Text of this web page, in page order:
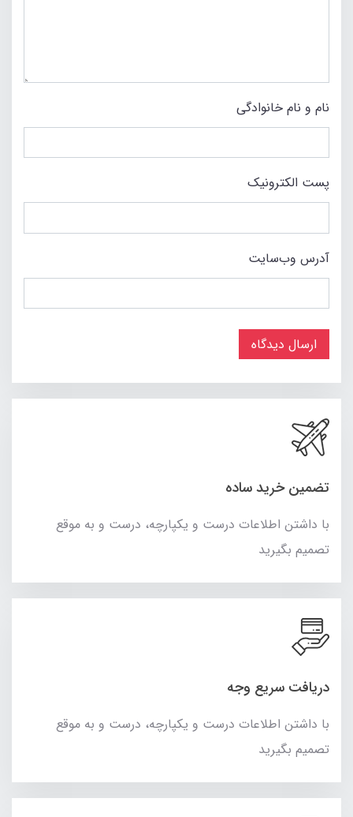
نام و نام خانوادگی
پست الکترونیک
آدرس وب‌سایت
ارسال دیدگاه
تضمین خرید ساده
با داشتن اطلاعات درست و یکپارچه، درست و به موقع
تصمیم بگیرید
دریافت سریع وجه
با داشتن اطلاعات درست و یکپارچه، درست و به موقع
تصمیم بگیرید